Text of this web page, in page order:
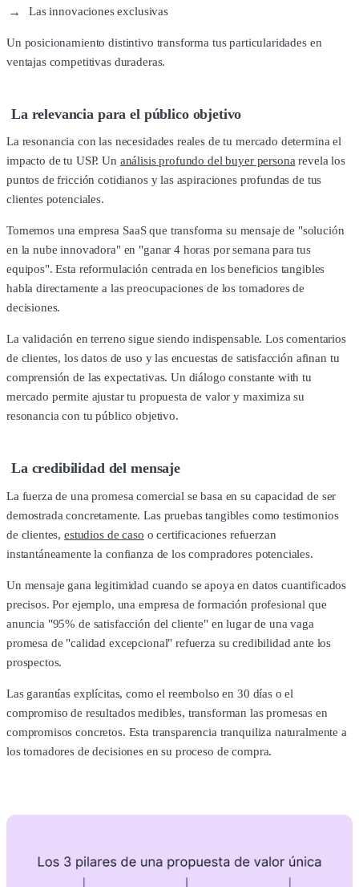
Las innovaciones exclusivas
Un posicionamiento distintivo transforma tus particularidades en
ventajas competitivas duraderas.
La relevancia para el público objetivo
La resonancia con las necesidades reales de tu mercado determina el
impacto de tu USP. Un análisis profundo del buyer personarevela los
puntos de fricción cotidianos y las aspiraciones profundas de tus
clientes potenciales.
Tomemos una empresa SaaS que transforma su mensaje de "solución
en la nube innovadora" en "ganar 4 horas por semana para tus
equipos". Esta reformulación centrada en los beneficios tangibles
habla directamente a las preocupaciones de los tomadores de
decisiones.
La validación en terreno sigue siendo indispensable. Los comentarios
de clientes, los datos de uso y las encuestas de satisfacción afinan tu
comprensión de las expectativas. Un diálogo constante with tu
mercado permite ajustar tu propuesta de valor y maximiza su
resonancia con tu público objetivo.
La credibilidad del mensaje
La fuerza de una promesa comercial se basa en su capacidad de ser
demostrada concretamente. Las pruebas tangibles como testimonios
de clientes,estudios de caso o certificaciones refuerzan
instantáneamente la confianza de los compradores potenciales.
Un mensaje gana legitimidad cuando se apoya en datos cuantificados
precisos. Por ejemplo, una empresa de formación profesional que
anuncia "95% de satisfacción del cliente" en lugar de una vaga
promesa de "calidad excepcional" refuerza su credibilidad ante los
prospectos.
Las garantías explícitas, como el reembolso en 30 días o el
compromiso de resultados medibles, transforman las promesas en
compromisos concretos. Esta transparencia tranquiliza naturalmente a
los tomadores de decisiones en su proceso de compra.